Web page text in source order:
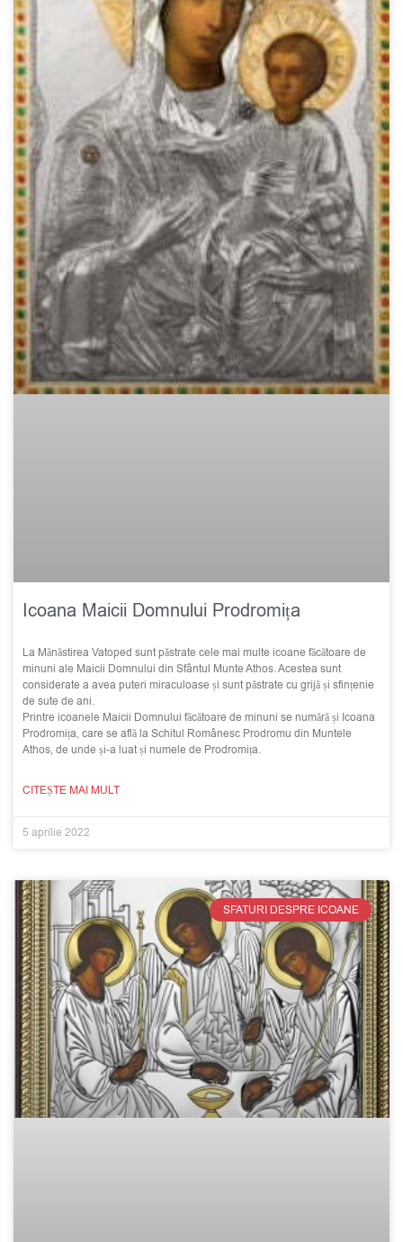
Icoana Maicii Domnului Prodromița
La Mănăstirea Vatoped sunt păstrate cele mai multe icoane făcătoare de
minuni ale Maicii Domnului din Sfântul Munte Athos. Acestea sunt
considerate a avea puteri miraculoase și sunt păstrate cu grijă și sfințenie
de sute de ani.
Printre icoanele Maicii Domnului făcătoare de minuni se numără și Icoana
Prodromița, care se află la Schitul Românesc Prodromu din Muntele
Athos, de unde și-a luat și numele de Prodromița.
CITEȘTE MAI MULT
5 aprilie 2022
SFATURI DESPRE ICOANE